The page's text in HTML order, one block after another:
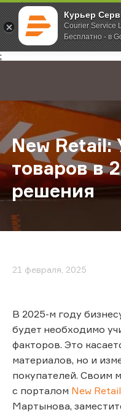
Курьер
Courier Service
Бесплатно - в
;
Главная О компании
New Retail:
товаров в
решения
21 февраля, 2025
В 2025-м году
будет необходимо
факторов. Это
материалов, но и
покупателей. Своим
с порталом New Retail
Мартынова,